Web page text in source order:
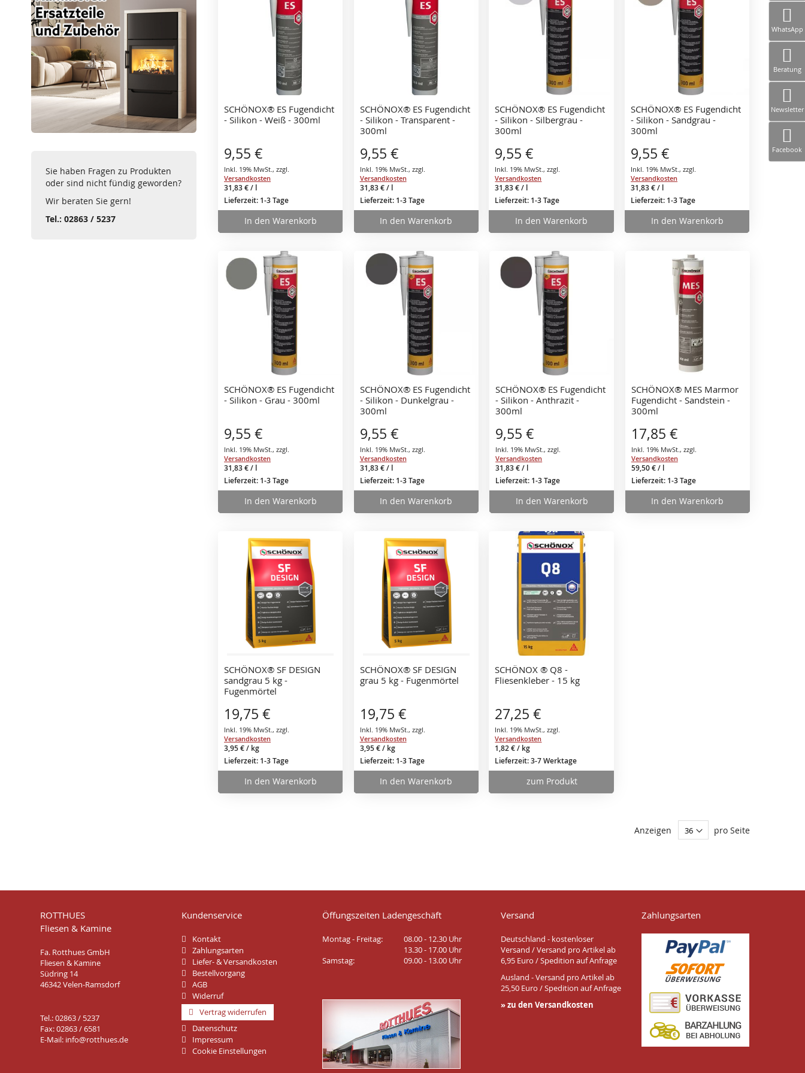
SCHÖNOX® ES Fugendicht
- Silikon - Weiß - 300ml
9,55 €
Inkl. 19% MwSt. , zzgl.
Versandkosten
31,83 €/ l
Lieferzeit: 1-3 Tage
In den Warenkorb
SCHÖNOX® ES Fugendicht
- Silikon - Transparent -
300ml
9,55 €
Inkl. 19% MwSt. , zzgl.
Versandkosten
31,83 €/ l
Lieferzeit: 1-3 Tage
In den Warenkorb
SCHÖNOX® ES Fugendicht
- Silikon - Silbergrau -
300ml
9,55 €
Inkl. 19% MwSt.,zzgl.
Versandkosten
31,83 €/ l
Lieferzeit: 1-3 Tage
In den Warenkorb
SCHÖNOX® ES Fugendicht
- Silikon - Sandgrau -
300ml
9,55 €
Inkl. 19% MwSt.,zzgl.
Versandkosten
31,83 €/ l
Lieferzeit: 1-3 Tage
In den Warenkorb
SCHÖNOX® ES Fugendicht
- Silikon - Grau - 300ml
9,55 €
Inkl. 19% MwSt., zzgl.
Versandkosten
31,83 €/ l
Lieferzeit: 1-3 Tage
In den Warenkorb
SCHÖNOX® ES Fugendicht
- Silikon - Dunkelgrau -
300ml
9,55 €
Inkl. 19% MwSt., zzgl.
Versandkosten
31,83 €/ l
Lieferzeit: 1-3 Tage
In den Warenkorb
SCHÖNOX® ES Fugendicht
- Silikon - Anthrazit -
300ml
9,55 €
Inkl. 19% MwSt.,zzgl.
Versandkosten
31,83 €/ l
Lieferzeit: 1-3 Tage
In den Warenkorb
SCHÖNOX® MES Marmor
Fugendicht - Sandstein -
300ml
17,85 €
Inkl. 19% MwSt., zzgl.
Versandkosten
59,50 €/ l
Lieferzeit: 1-3 Tage
In den Warenkorb
SCHÖNOX® SF DESIGN
sandgrau 5 kg -
Fugenmörtel
19,75 €
Inkl. 19% MwSt., zzgl.
Versandkosten
3,95 €/ kg
Lieferzeit: 1-3 Tage
In den Warenkorb
SCHÖNOX® SF DESIGN
grau 5 kg - Fugenmörtel
19,75 €
Inkl. 19% MwSt., zzgl.
Versandkosten
3,95 €/ kg
Lieferzeit: 1-3 Tage
In den Warenkorb
SCHÖNOX ® Q8 -
Fliesenkleber - 15 kg
27,25 €
Inkl. 19% MwSt.,zzgl.
Versandkosten
1,82 €/ kg
Lieferzeit: 3-7 Werktage
zum Produkt
Anzeigen pro Seite
Sie haben Fragen zu Produkten
oder sind nicht fündig geworden?
Wir beraten Sie gern!
Tel.: 02863 / 5237
ROTTHUES
Fliesen & Kamine
Fa. Rotthues GmbH
Fliesen & Kamine
Südring 14
46342 Velen-Ramsdorf
Tel.: 02863 / 5237
Fax: 02863 / 6581
E-Mail: info@rotthues.de
Kundenservice
Kontakt
Zahlungsarten
Liefer- & Versandkosten
Bestellvorgang
AGB
Widerruf
Vertrag widerrufen
Datenschutz
Impressum
Cookie Einstellungen
Öffungszeiten Ladengeschäft
Montag - Freitag:
08.00 - 12.30 Uhr
13.30 - 17.00 Uhr
Samstag:
09.00 - 13.00 Uhr
Versand
Deutschland - kostenloser
Versand / Versand pro Artikel ab
6,95 Euro / Spedition auf Anfrage
Ausland - Versand pro Artikel ab
25,50 Euro / Spedition auf Anfrage
» zu den Versandkosten
Zahlungsarten
WhatsApp
Beratung
Newsletter
Facebook